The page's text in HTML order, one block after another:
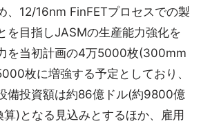
、12/16nm FinFETプロセスでの製
を目指しJASMの生産能力強化を
を当初計画の4万5000枚(300mm
枚に増強する予定としており、
備投資額は約86億ドル(約9800億
算)となる見込みとするほか、雇用